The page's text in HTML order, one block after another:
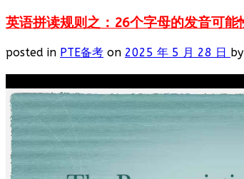
英语拼读规则之：26个字母的发音可能
posted in PTE备考 on 2025 年 5 月 28 日 by